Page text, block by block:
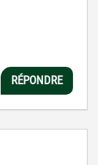
RÉPONDRE